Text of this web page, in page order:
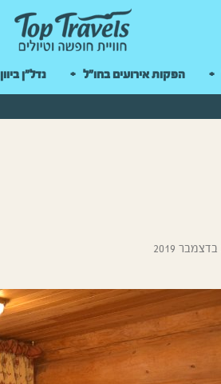
הפקות אירועים בחו"ל נדל"ן ביוון